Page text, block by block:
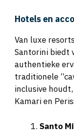
Santorini biedt
authentieke
traditionele
inclusive
Kamari en
het